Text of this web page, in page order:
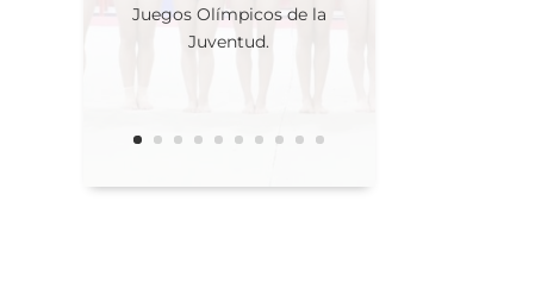
Juegos Olímpicos de la
Juventud.